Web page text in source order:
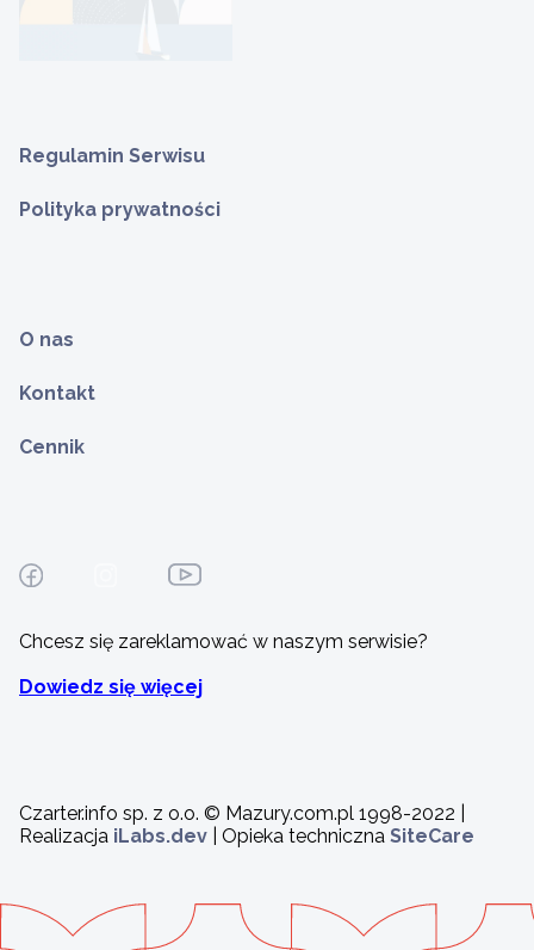
Regulamin Serwisu
Polityka prywatności
O nas
Kontakt
Cennik
Chcesz się zareklamować w naszym serwisie?
Dowiedz się więcej
Czarter.info sp. z o.o. © Mazury.com.pl 1998-2022 |
Realizacja iLabs.dev | Opieka techniczna SiteCare